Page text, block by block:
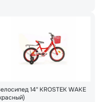
14" KROSTEK WAKE